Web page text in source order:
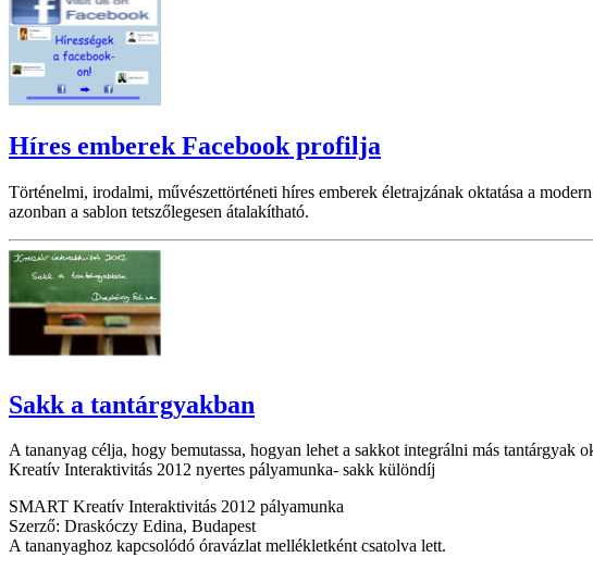
Híres emberek Facebook profilja
Történelmi, irodalmi, művészettörténeti híres emberek életrajzának oktatása a
azonban a sablon tetszőlegesen átalakítható.
Sakk a tantárgyakban
A tananyag célja, hogy bemutassa, hogyan lehet a sakkot integrálni más tantárgyak
Kreatív Interaktivitás 2012 nyertes pályamunka- sakk különdíj
SMART Kreatív Interaktivitás 2012 pályamunka
Szerző: Draskóczy Edina, Budapest
A tananyaghoz kapcsolódó óravázlat mellékletként csatolva lett.